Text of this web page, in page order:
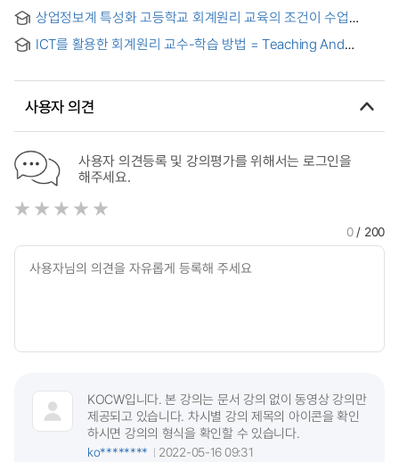
상업정보계 특성화 고등학교 회계원리 교육의 조건이 수업
만족도에 미치는 영향 연구
ICT를 활용한 회계원리 교수-학습 방법 = Teaching And
사용자 의견
사용자 의견등록 및 강의평가를 위해서는 로그인을
해주세요.
0/ 200
KOCW입니다. 본 강의는 문서 강의 없이 동영상 강의만
제공되고 있습니다. 차시별 강의 제목의 아이콘을 확인
하시면 강의의 형식을 확인할 수 있습니다.
ko********
2022-05-16 09:31